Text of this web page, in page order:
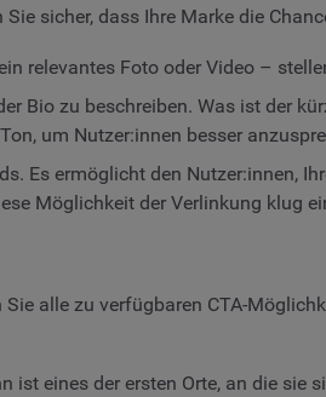
sicher, dass Ihre Marke die
relevantes Foto oder Video –
Bio zu beschreiben. Was ist der
um Nutzer:innen besser
Es ermöglicht den Nutzer:innen,
Möglichkeit der Verlinkung klug
Sie alle zu verfügbaren CTA-
ist eines der ersten Orte, an die sie